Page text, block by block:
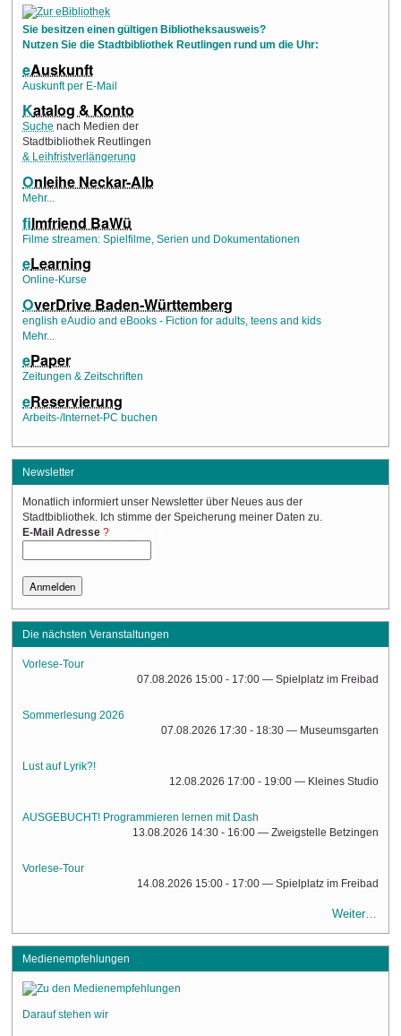
Sie besitzen einen gültigen Bibliotheksausweis?
Nutzen Sie die Stadtbibliothek Reutlingen rund um die Uhr:
eAuskunft
Auskunft per E-Mail
Katalog & Konto
Suche nach Medien der
Stadtbibliothek Reutlingen
& Leihfristverlängerung
Onleihe Neckar-Alb
Mehr...
filmfriend BaWü
Filme streamen: Spielfilme, Serien und Dokumentationen
eLearning
Online-Kurse
OverDrive Baden-Württemberg
english eAudio and eBooks - Fiction for adults, teens and kids
Mehr...
ePaper
Zeitungen & Zeitschriften
eReservierung
Arbeits-/Internet-PC buchen
Newsletter
Monatlich informiert unser Newsletter über Neues aus der
Stadtbibliothek. Ich stimme der Speicherung meiner Daten zu.
E-Mail Adresse
Die nächsten Veranstaltungen
Vorlese-Tour
07.08.2026 15:00 - 17:00 — Spielplatz im Freibad
Sommerlesung 2026
07.08.2026 17:30 - 18:30 — Museumsgarten
Lust auf Lyrik?!
12.08.2026 17:00 - 19:00 — Kleines Studio
AUSGEBUCHT! Programmieren lernen mit Dash
13.08.2026 14:30 - 16:00 — Zweigstelle Betzingen
Vorlese-Tour
14.08.2026 15:00 - 17:00 — Spielplatz im Freibad
Weiter…
Medienempfehlungen
Darauf stehen wir